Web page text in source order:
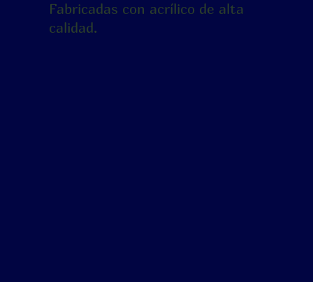
Fabricadas con acrílico de alta
calidad.